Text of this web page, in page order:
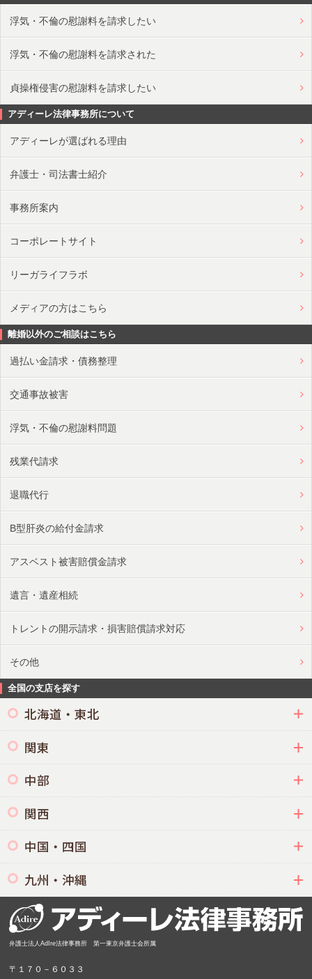
浮気・不倫の慰謝料を請求したい
浮気・不倫の慰謝料を請求された
貞操権侵害の慰謝料を請求したい
アディーレ法律事務所について
アディーレが選ばれる理由
弁護士・司法書士紹介
事務所案内
コーポレートサイト
リーガライフラボ
メディアの方はこちら
離婚以外のご相談はこちら
過払い金請求・債務整理
交通事故被害
浮気・不倫の慰謝料問題
残業代請求
退職代行
B型肝炎の給付金請求
アスベスト被害賠償金請求
遺言・遺産相続
トレントの開示請求・損害賠償請求対応
その他
全国の支店を探す
北海道・東北
関東
中部
関西
中国・四国
九州・沖縄
弁護士法人AdIre法律事務所 第一東京弁護士会所属
〒１７０－６０３３